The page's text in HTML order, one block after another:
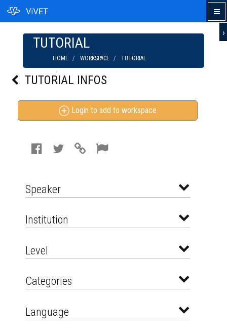
›
TUTORIAL
HOME WORKSPACE
TUTORIAL
TUTORIAL INFOS
Login to add to workspace
Speaker
Institution
Level
Categories
Language